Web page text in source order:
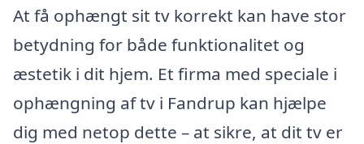
At få ophængt sit tv korrekt kan have stor
betydning for både funktionalitet og
æstetik i dit hjem. Et firma med speciale i
ophængning af tv i Fandrup kan hjælpe
dig med netop dette – at sikre, at dit tv er